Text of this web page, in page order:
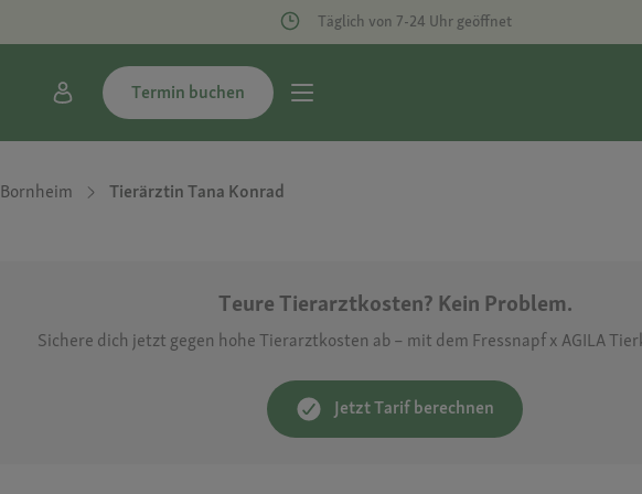
Täglich von 7-24 Uhr geöffnet
Termin buchen
Bornheim Tierärztin Tana Konrad
Teure Tierarztkosten? Kein Problem.
Sichere dich jetzt gegen hohe Tierarztkosten ab – mit dem Fressnapf x AGILA
Jetzt Tarif berechnen